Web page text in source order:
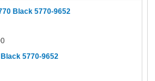
Black 5770-9652
5770-9652